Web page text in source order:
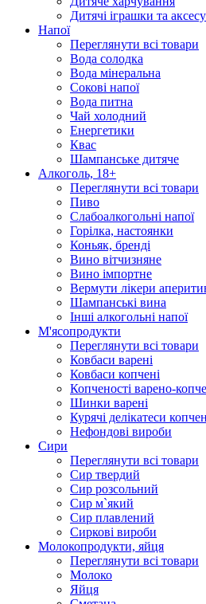
Дитячі іграшки та
Напої
Переглянути всі товари
Вода солодка
Вода мінеральна
Сокові напої
Вода питна
Чай холодний
Енергетики
Квас
Шампанське дитяче
Алкоголь, 18+
Переглянути всі товари
Пиво
Слабоалкогольні напої
Горілка, настоянки
Коньяк, бренді
Вино вітчизняне
Вино імпортне
Вермути лікери
Шампанські вина
Інші алкогольні напої
М'ясопродукти
Переглянути всі товари
Ковбаси варені
Ковбаси копчені
Копченості варено-
Шинки варені
Курячі делікатеси
Нефондові вироби
Сири
Переглянути всі товари
Сир твердий
Сир розсольний
Сир м`який
Сир плавлений
Сиркові вироби
Молокопродукти, яйця
Переглянути всі товари
Молоко
Яйця